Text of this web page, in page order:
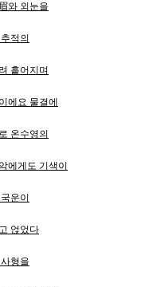
와 외눈을
적의
흩어지며
에요 물결에
온수영의
에게도 기색이
운이
얹었다
형을